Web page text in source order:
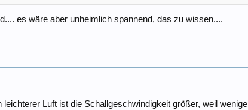
es wäre aber unheimlich spannend, das zu wissen....
Luft ist die Schallgeschwindigkeit größer, weil